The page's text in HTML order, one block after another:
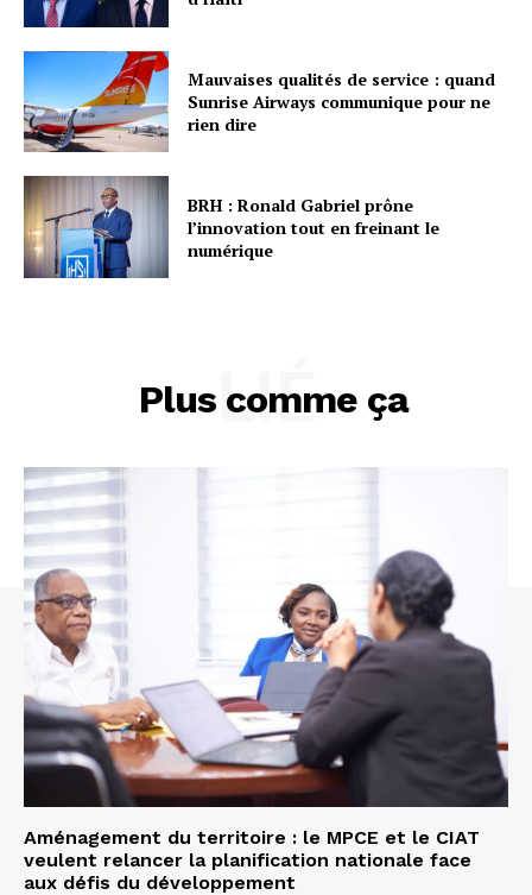
Mauvaises qualités de service : quand
Sunrise Airways communique pour ne
rien dire
BRH : Ronald Gabriel prône
l’innovation tout en freinant le
numérique
Plus comme ça
LIÉ
Aménagement du territoire : le MPCE et le CIAT
veulent relancer la planification nationale face
aux défis du développement